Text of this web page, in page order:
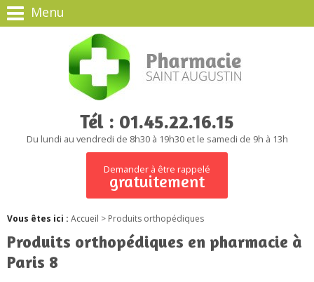
Menu
Tél : 01.45.22.16.15
Du lundi au vendredi de 8h30 à 19h30 et le samedi de 9h à 13h
Demander à être rappelé
gratuitement
Vous êtes ici : Accueil > Produits orthopédiques
Produits orthopédiques en pharmacie à
Paris 8